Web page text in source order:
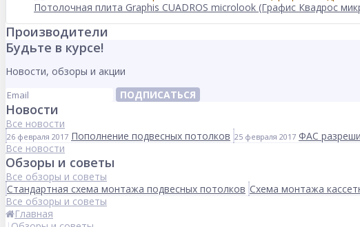
Потолочная плита Graphis CUADROS microlook (Графис Квадрос
Производители
Будьте в курсе!
Новости, обзоры и акции
ПОДПИСАТЬСЯ
Новости
Все новости
26 февраля 2017 Пополнение подвесных потолков 25 февраля 2017 ФАС
Все новости
Обзоры и советы
Все обзоры и советы
Стандартная схема монтажа подвесных потолков Схема монтажа
Все обзоры и советы
Главная